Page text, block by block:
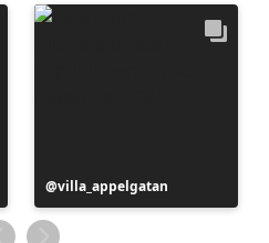
Bericht
gepubliceerd
door
villa_appelgatan